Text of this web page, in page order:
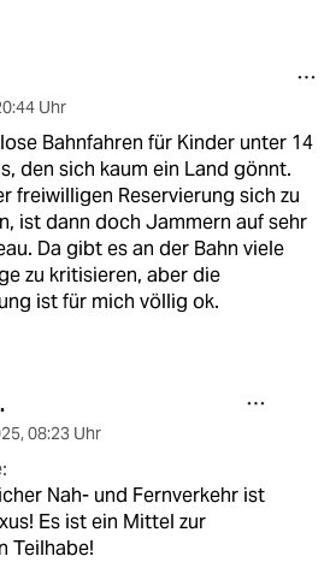
Uhr
Bahnfahren für Kinder unter 14
den sich kaum ein Land gönnt.
freiwilligen Reservierung sich zu
ist dann doch Jammern auf sehr
Da gibt es an der Bahn viele
zu kritisieren, aber die
ist für mich völlig ok.
, 08:23 Uhr
Nah- und Fernverkehr ist
Es ist ein Mittel zur
Teilhabe!